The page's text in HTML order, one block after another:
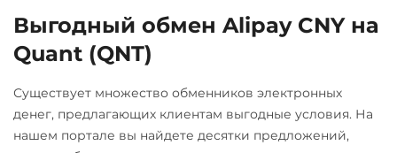
Polygon
ARB
OP
BASE
Utopia USD (UUSD)
RUB
Газпромбанк RUB
Евразийский Банк KZT
Выгодный обмен Alipay CNY на
Quant (QNT)
Существует множество обменников электронных
денег, предлагающих клиентам выгодные условия. На
нашем портале вы найдете десятки предложений,